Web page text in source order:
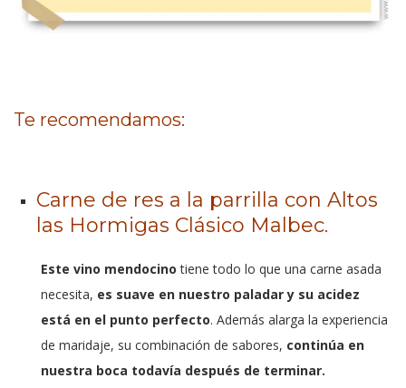
Te recomendamos:
Carne de res a la parrilla con Altos
las Hormigas Clásico Malbec.
Este vino mendocino tiene todo lo que una carne asada
necesita, es suave en nuestro paladar y su acidez
está en el punto perfecto. Además alarga la experiencia
de maridaje, su combinación de sabores, continúa en
nuestra boca todavía después de terminar.